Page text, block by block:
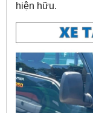
hiện hữu.